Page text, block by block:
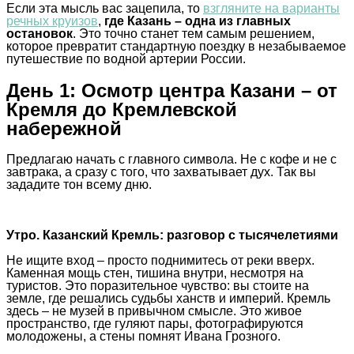
Если эта мысль вас зацепила, то взгляните на варианты
речных круизов, где Казань – одна из главных
остановок. Это точно станет тем самым решением,
которое превратит стандартную поездку в незабываемое
путешествие по водной артерии России.
День 1: Осмотр центра Казани – от
Кремля до Кремлевской
набережной
Предлагаю начать с главного символа. Не с кофе и не с
завтрака, а сразу с того, что захватывает дух. Так вы
зададите тон всему дню.
Утро. Казанский Кремль: разговор с тысячелетиями
Не ищите вход – просто поднимитесь от реки вверх.
Каменная мощь стен, тишина внутри, несмотря на
туристов. Это поразительное чувство: вы стоите на
земле, где решались судьбы ханств и империй. Кремль
здесь – не музей в привычном смысле. Это живое
пространство, где гуляют пары, фотографируются
молодожены, а стены помнят Ивана Грозного.